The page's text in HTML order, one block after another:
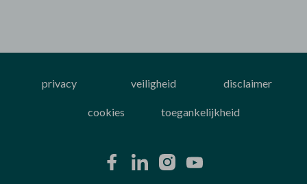
privacy veiligheid disclaimer
cookies toegankelijkheid